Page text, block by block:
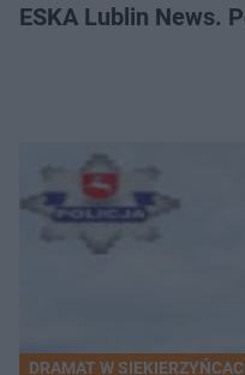
ESKA Lublin News.
DRAMAT W